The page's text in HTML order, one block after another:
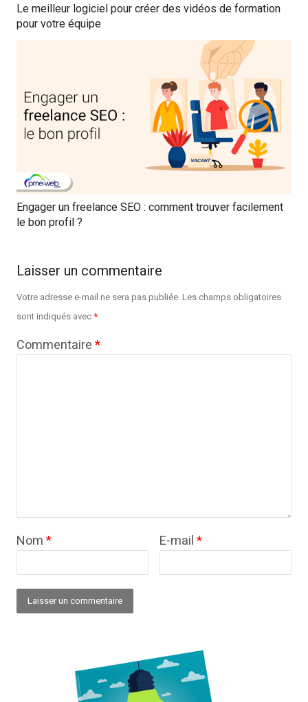
Le meilleur logiciel pour créer des vidéos de formation
pour votre équipe
Engager un freelance SEO : comment trouver facilement
le bon profil ?
Laisser un commentaire
Votre adresse e-mail ne sera pas publiée.Les champs obligatoires
sont indiqués avec*
Commentaire*
Nom* E-mail*